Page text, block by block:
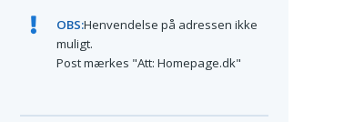
OBS:Henvendelse på adressen ikke
muligt.
Post mærkes "Att: Homepage.dk"